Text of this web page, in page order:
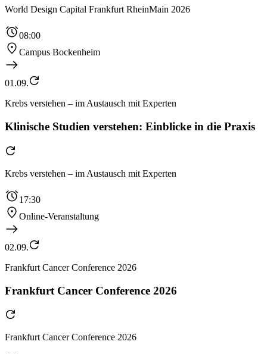
World Design Capital Frankfurt RheinMain 2026
08:00
Campus Bockenheim
01.09.
Krebs verstehen – im Austausch mit Experten
Klinische Studien verstehen: Einblicke in die Praxis
Krebs verstehen – im Austausch mit Experten
17:30
Online-Veranstaltung
02.09.
Frankfurt Cancer Conference 2026
Frankfurt Cancer Conference 2026
Frankfurt Cancer Conference 2026